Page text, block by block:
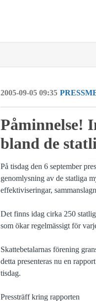
2005-09-05 09:35
Påminnelse!
bland de
På tisdag den 6 september
genomlysning av de statliga
effektiviseringar,
Det finns idag cirka 250
som ökar regelmässigt för
Skattebetalarnas förening
detta presenteras nu en
tisdag.
Pressträff kring rapporten